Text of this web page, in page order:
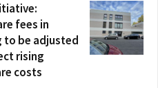
fees in
to be adjusted
rising
costs